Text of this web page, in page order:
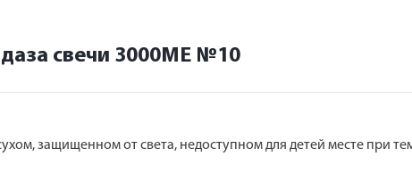
свечи 3000МЕ №10
защищенном от света, недоступном для детей месте при